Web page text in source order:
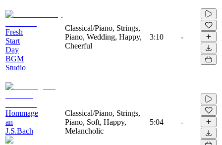
Fresh
Start
Day
BGM
Studio
Classical/Piano, Strings,
Piano, Wedding, Happy,
Cheerful
3:10 -
Hommage
an
J.S.Bach
Classical/Piano, Strings,
Piano, Soft, Happy,
Melancholic
5:04 -